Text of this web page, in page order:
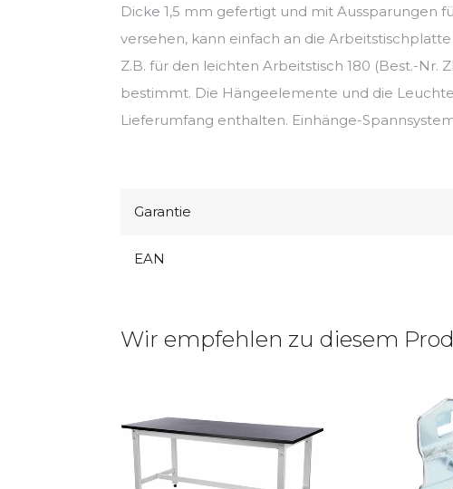
Dicke 1,5 mm gefertigt und mit Aussparungen
versehen, kann einfach an die
Z.B. für den leichten Arbeitstisch 180 (Best.-Nr.
bestimmt. Die Hängeelemente und die
Lieferumfang enthalten. Einhänge-Spannsystem
Garantie
EAN
Wir empfehlen zu diesem